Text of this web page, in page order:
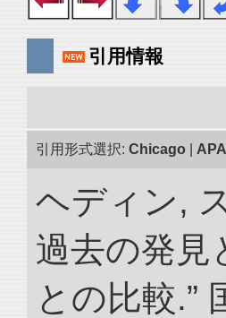
引用情報
引用形式選択: Chicago APA
ヘディン,
過去の発見
との比較.”